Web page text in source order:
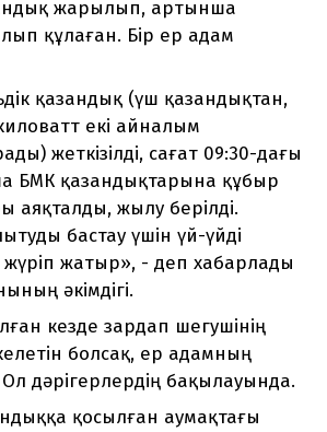
жарылып, артынша
құлаған. Бір ер адам
қазандық (үш қазандықтан,
екі айналым
жеткізілді, сағат 09:30-дағы
БМК қазандықтарына құбыр
аяқталды, жылу берілді.
бастау үшін үй-үйді
жүріп жатыр», - деп хабарлады
әкімдігі.
кезде зардап шегушінің
болсақ, ер адамның
дәрігерлердің бақылауында.
қосылған аумақтағы